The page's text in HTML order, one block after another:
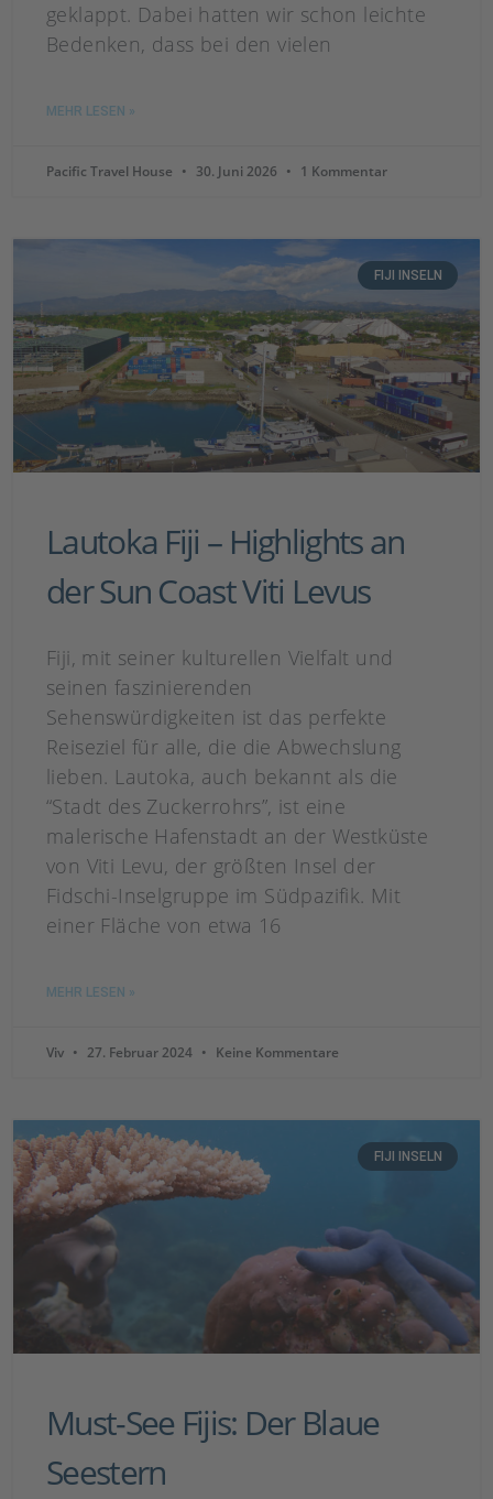
geklappt. Dabei hatten wir schon leichte
Bedenken, dass bei den vielen
MEHR LESEN »
Pacific Travel House 30. Juni 2026 1 Kommentar
FIJI INSELN
Lautoka Fiji – Highlights an
der Sun Coast Viti Levus
Fiji, mit seiner kulturellen Vielfalt und
seinen faszinierenden
Sehenswürdigkeiten ist das perfekte
Reiseziel für alle, die die Abwechslung
lieben. Lautoka, auch bekannt als die
“Stadt des Zuckerrohrs”, ist eine
malerische Hafenstadt an der Westküste
von Viti Levu, der größten Insel der
Fidschi-Inselgruppe im Südpazifik. Mit
einer Fläche von etwa 16
MEHR LESEN »
Viv 27. Februar 2024 Keine Kommentare
FIJI INSELN
Must-See Fijis: Der Blaue
Seestern